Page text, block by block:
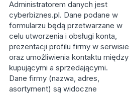
Administratorem danych jest
cyberbiznes.pl. Dane podane w
formularzu będą przetwarzane w
celu utworzenia i obsługi konta,
prezentacji profilu firmy w serwisie
oraz umożliwienia kontaktu między
kupującymi a sprzedającymi.
Dane firmy (nazwa, adres,
asortyment) są widoczne